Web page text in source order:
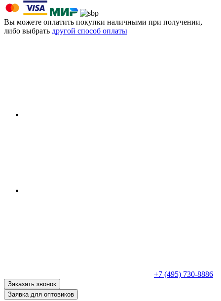
Вы можете оплатить покупки наличными при получении,
либо выбрать другой способ оплаты
+7 (495) 730-8886
Заказать звонок
Заявка для оптовиков